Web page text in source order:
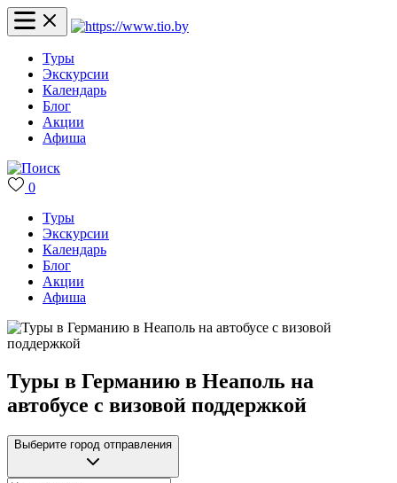
Туры
Экскурсии
Календарь
Блог
Акции
Афиша
0
Туры
Экскурсии
Календарь
Блог
Акции
Афиша
Туры в Германию в Неаполь на
автобусе с визовой поддержкой
Выберите город отправления